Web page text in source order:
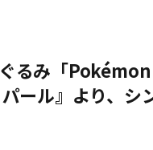
るみ「
ール』より、シ